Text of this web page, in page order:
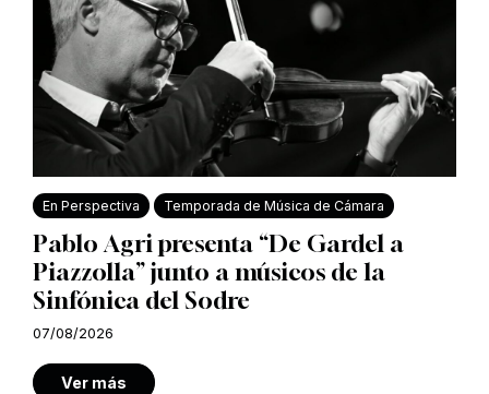
En Perspectiva Temporada de Música de Cámara
Pablo Agri presenta “De Gardel a
Piazzolla” junto a músicos de la
Sinfónica del Sodre
07/08/2026
Ver más